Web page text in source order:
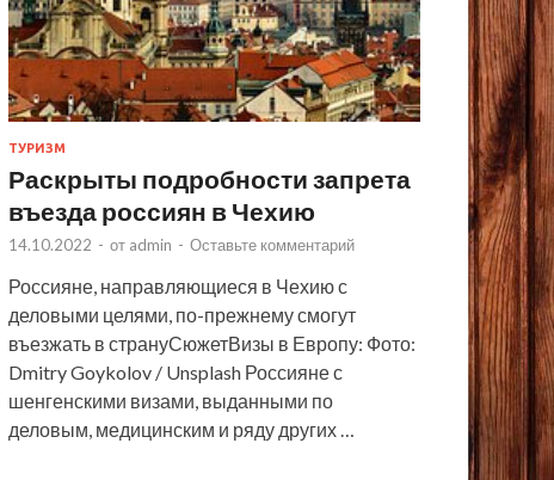
ТУРИЗМ
Раскрыты подробности запрета
въезда россиян в Чехию
14.10.2022 - от admin - Оставьте комментарий
Россияне, направляющиеся в Чехию с
деловыми целями, по-прежнему смогут
въезжать в странуСюжетВизы в Европу: Фото:
Dmitry Goykolov / Unsplash Россияне с
шенгенскими визами, выданными по
деловым, медицинским и ряду других …